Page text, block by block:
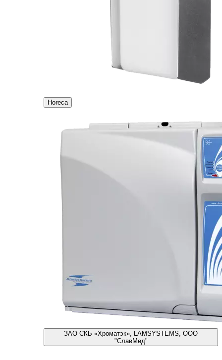
Horeca
ЗАО СКБ «Хроматэк», LAMSYSTEMS, ООО
"СлавМед"